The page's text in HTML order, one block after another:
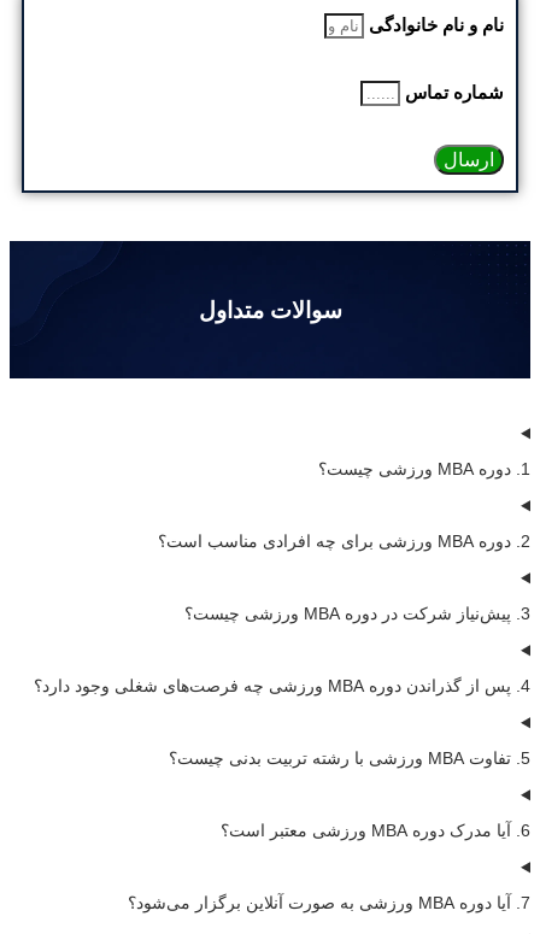
نام و نام خانوادگی
شماره تماس
ارسال
سوالات متداول
1. دوره MBA ورزشی چیست؟
2. دوره MBA ورزشی برای چه افرادی مناسب است؟
3. پیش‌نیاز شرکت در دوره MBA ورزشی چیست؟
4. پس از گذراندن دوره MBA ورزشی چه فرصت‌های شغلی وجود دارد؟
5. تفاوت MBA ورزشی با رشته تربیت بدنی چیست؟
6. آیا مدرک دوره MBA ورزشی معتبر است؟
7. آیا دوره MBA ورزشی به صورت آنلاین برگزار می‌شود؟